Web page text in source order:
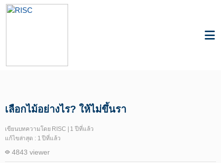
เลือกไม้อย่างไร? ให้ไม่ขึ้นรา
เขียนบทความโดย RISC | 1 ปีที่แล้ว
แก้ไขล่าสุด : 1 ปีที่แล้ว
4843 viewer